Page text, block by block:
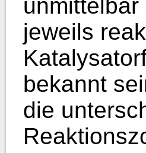
jeweils
bekannt
die